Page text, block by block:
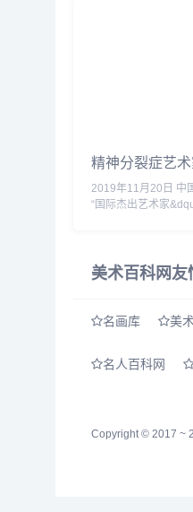
精神分裂症艺
2019年11月20日 中
“国际杰出艺术家
美术百科网友
名画库 美
名人百科网
Copyright © 2017 ~